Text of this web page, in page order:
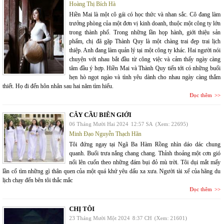
Hoàng Thị Bích Hà
Hiền Mai là một cô gái có học thức và nhan sắc. Cô đang làm
trưởng phòng của một đơn vị kinh doanh, thuộc một công ty lớn
trong thành phố. Trong những lần họp hành, giới thiệu sản
phẩm, chị đã gặp Thành Quy là một chàng trai đẹp trai lịch
thiệp. Anh đang làm quản lý tại một công ty khác. Hai người nói
chuyện với nhau bắt đầu từ công việc và cảm thấy ngày càng
tâm đầu ý hợp. Hiền Mai và Thành Quy tiến tới có những buổi
hẹn hò ngọt ngào và tình yêu dành cho nhau ngày càng thắm
thiết. Họ đi đến hôn nhân sau hai năm tìm hiểu.
Đọc thêm
CÂY CẦU BIÊN GIỚI
06 Tháng Mười Hai 2024 12:57 SA (Xem: 22695)
Minh Đạo Nguyễn Thạch Hãn
Tôi đứng ngay tại Ngã Ba Hàm Rồng nhìn dáo dác chung
quanh. Buổi trưa nắng chang chang. Thỉnh thoảng một cơn gió
nổi lên cuốn theo những đám bụi đỏ mù trời. Tôi dụi mắt mấy
lần cố tìm những gì thân quen của một quá khứ yêu dấu xa xưa. Người tài xế của hãng du
lịch chạy đến bên tôi thắc mắc
Đọc thêm
CHỊ TÔI
23 Tháng Mười Một 2024 8:37 CH (Xem: 21601)